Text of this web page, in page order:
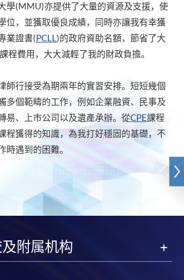
學(MMU)亦提供了大量的資源及支援，使
位，並獲取優良成績，同時亦讓我有幸獲
業證書(PCLL )的政府資助名額，節省了大
程費用，大大減輕了我的財政負擔。
師行接受為期兩年的實習安排。短短幾個
多個範疇的工作，例如企業融資、民事及
易、上市公司以及遺產承辦。從CPE課程
程獲得的知識，為我打好穩固的基礎，不
時遇到的困難。
附属机构